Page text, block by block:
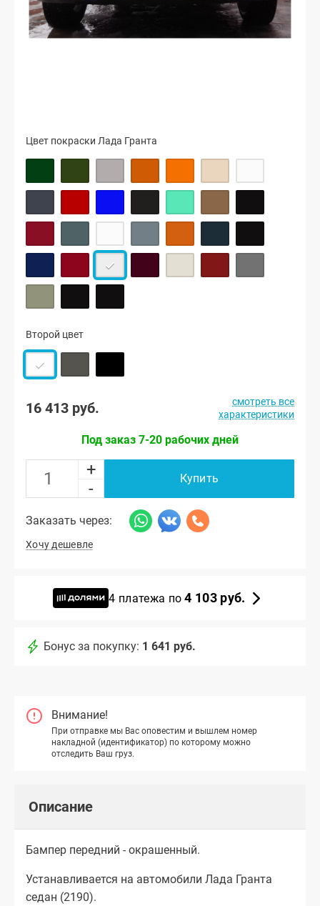
Цвет покраски Лада Гранта
Второй цвет
16 413 руб.
смотреть все
характеристики
Под заказ 7-20 рабочих дней
+
-
Купить
Заказать через:
Хочу дешевле
4 платежа по4 103 руб.
Бонус за покупку: 1 641 руб.
Внимание!
При отправке мы Вас оповестим и вышлем номер
накладной (идентификатор) по которому можно
отследить Ваш груз.
Описание
Бампер передний - окрашенный.
Устанавливается на автомобили Лада Гранта
седан (2190).